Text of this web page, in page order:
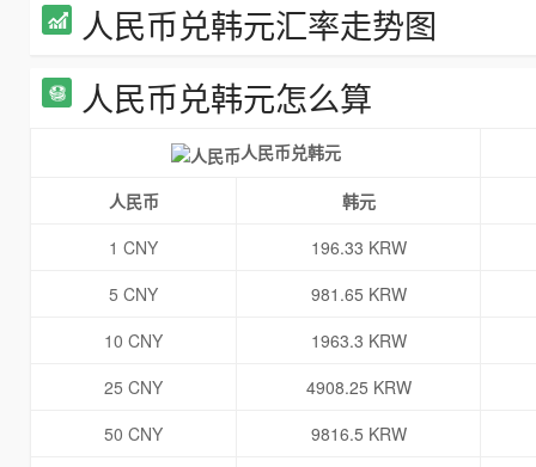
人民币兑韩元汇率走势图
人民币兑韩元怎么算
人民币兑韩元
人民币
韩元
1 CNY
196.33 KRW
5 CNY
981.65 KRW
10 CNY
1963.3 KRW
25 CNY
4908.25 KRW
50 CNY
9816.5 KRW